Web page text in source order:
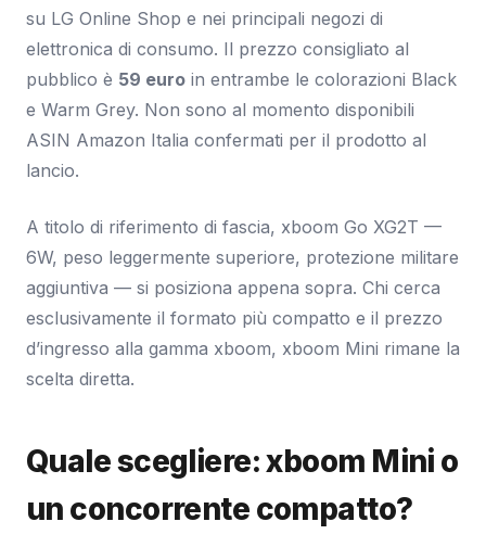
su LG Online Shop e nei principali negozi di
elettronica di consumo. Il prezzo consigliato al
pubblico è 59 euro in entrambe le colorazioni Black
e Warm Grey. Non sono al momento disponibili
ASIN Amazon Italia confermati per il prodotto al
lancio.
A titolo di riferimento di fascia, xboom Go XG2T —
6W, peso leggermente superiore, protezione militare
aggiuntiva — si posiziona appena sopra. Chi cerca
esclusivamente il formato più compatto e il prezzo
d’ingresso alla gamma xboom, xboom Mini rimane la
scelta diretta.
Quale scegliere: xboom Mini o
un concorrente compatto?